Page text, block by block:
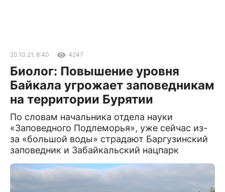
20.10.21, 8:40 4247
Биолог: Повышение уровня
Байкала угрожает заповедникам
на территории Бурятии
По словам начальника отдела науки
«Заповедного Подлеморья», уже сейчас из-
за «большой воды» страдают Баргузинский
заповедник и Забайкальский нацпарк